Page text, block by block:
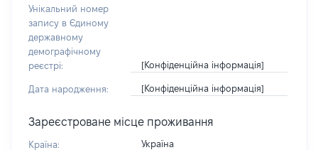
Унікальний номер
запису в Єдиному
державному
демографічному
реєстрі:
[Конфіденційна інформація]
Дата народження: [Конфіденційна інформація]
Зареєстроване місце проживання
Країна: Україна